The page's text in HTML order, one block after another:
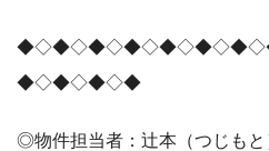
◆◇◆◇◆◇◆
◎物件担当者：辻本（つじもと